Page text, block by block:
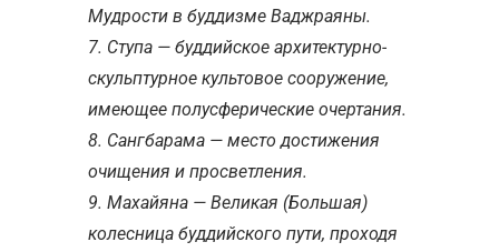
Мудрости в буддизме Ваджраяны.
7. Ступа — буддийское архитектурно-
скульптурное культовое сооружение,
имеющее полусферические очертания.
8. Сангбарама — место достижения
очищения и просветления.
9. Махайяна — Великая (Большая)
колесница буддийского пути, проходя